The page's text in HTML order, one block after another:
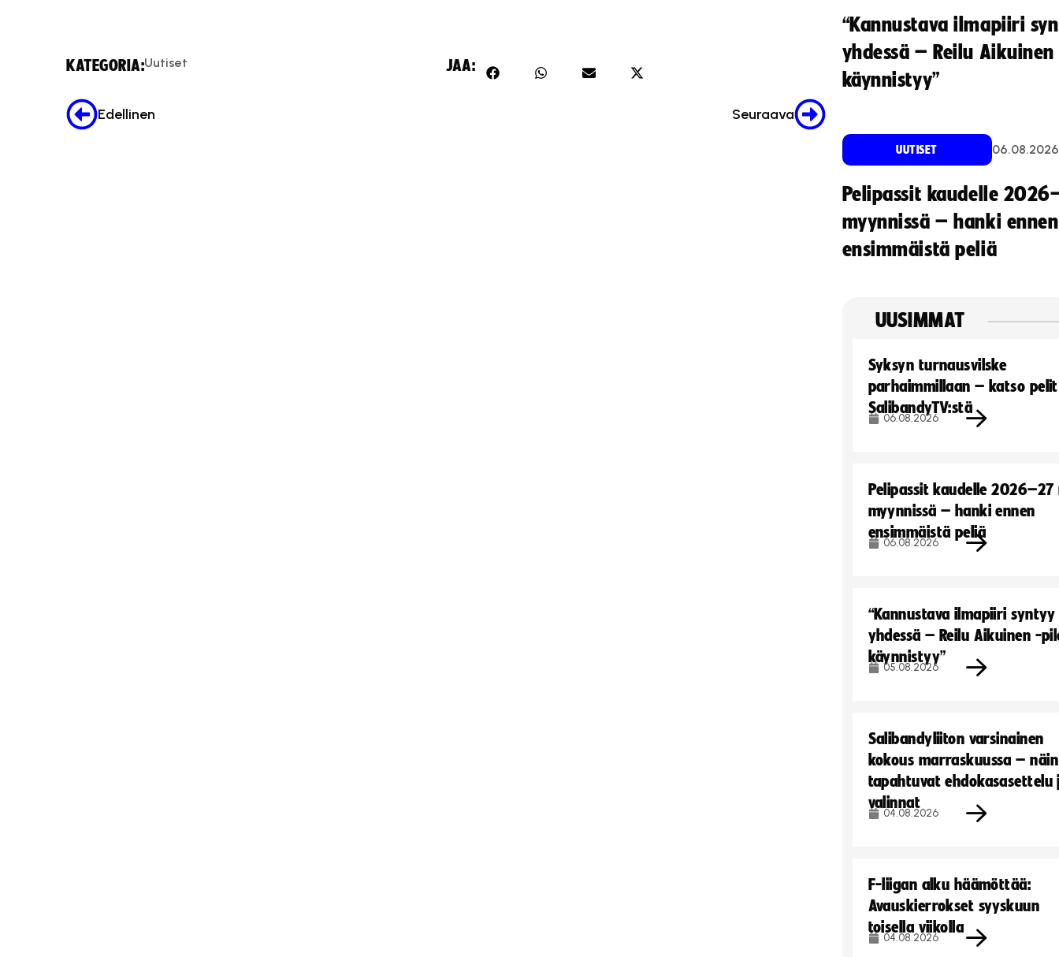
KATEGORIA:Uutiset JAA:
Edellinen Seuraava
“Kannustava ilmapiiri
yhdessä – Reilu
käynnistyy”
UUTISET 06.08.2026
Pelipassit kaudelle
myynnissä – hanki ennen
ensimmäistä peliä
UUSIMMAT
Syksyn turnausvilske
parhaimmillaan – katso pelit
SalibandyTV:stä
06.08.2026
Pelipassit kaudelle
myynnissä – hanki ennen
ensimmäistä peliä
06.08.2026
“Kannustava ilmapiiri syntyy
yhdessä – Reilu Aikuinen -
käynnistyy”
05.08.2026
Salibandyliiton varsinainen
kokous marraskuussa – näin
tapahtuvat ehdokasasettelu
valinnat
04.08.2026
F-liigan alku häämöttää:
Avauskierrokset syyskuun
toisella viikolla
04.08.2026